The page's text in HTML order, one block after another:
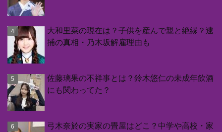
大和里菜の現在は？子供を産んで親と絶縁？逮
捕の真相・乃木坂解雇理由も
佐藤璃果の不祥事とは？鈴木悠仁の未成年飲酒
にも関わってた？
弓木奈於の実家の畳屋はどこ？中学や高校・家